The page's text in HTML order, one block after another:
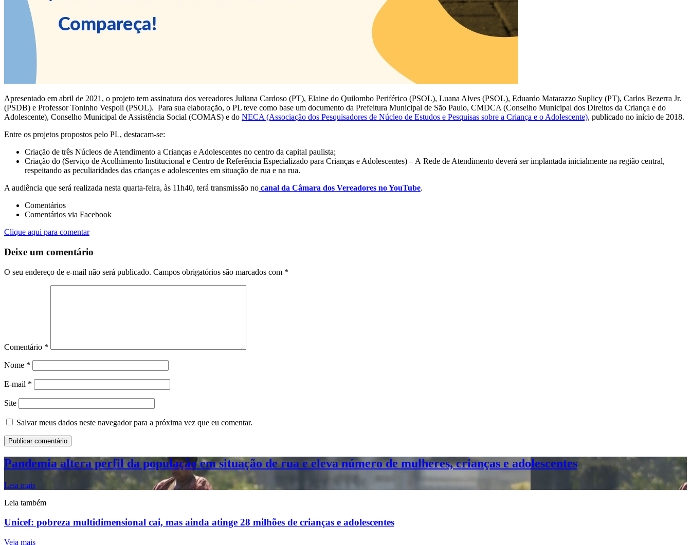
Apresentado em abril de 2021, o projeto tem assinatura dos vereadores Juliana Cardoso (PT), Elaine do Quilombo Periférico (PSOL), Luana Alves (PSOL), Eduardo Matarazzo Suplicy (PT), Carlos Bezerra Jr.
(PSDB) e Professor Toninho Vespoli (PSOL). Para sua elaboração, o PL teve como base um documento da Prefeitura Municipal de São Paulo, CMDCA (Conselho Municipal dos Direitos da Criança e do
Adolescente), Conselho Municipal de Assistência Social (COMAS) e do NECA (Associação dos Pesquisadores de Núcleo de Estudos e Pesquisas sobre a Criança e o Adolescente), publicado no início de 2018.
Entre os projetos propostos pelo PL, destacam-se:
Criação de três Núcleos de Atendimento a Crianças e Adolescentes no centro da capital paulista;
Criação do (Serviço de Acolhimento Institucional e Centro de Referência Especializado para Crianças e Adolescentes) – A Rede de Atendimento deverá ser implantada inicialmente na região central,
respeitando as peculiaridades das crianças e adolescentes em situação de rua e na rua.
A audiência que será realizada nesta quarta-feira, às 11h40, terá transmissão no canal da Câmara dos Vereadores no YouTube.
Comentários
Comentários via Facebook
Clique aqui para comentar
Deixe um comentário
O seu endereço de e-mail não será publicado. Campos obrigatórios são marcados com *
Comentário *
Nome *
E-mail *
Site
Salvar meus dados neste navegador para a próxima vez que eu comentar.
Pandemia altera perfil da população em situação de rua e eleva número de mulheres, crianças e adolescentes
Leia mais
Leia também
Unicef: pobreza multidimensional cai, mas ainda atinge 28 milhões de crianças e adolescentes
Veja mais